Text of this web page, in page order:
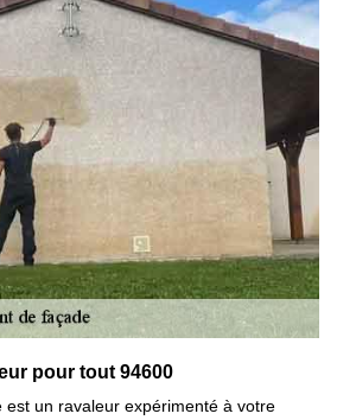
pour tout 94600
est un ravaleur expérimenté à votre